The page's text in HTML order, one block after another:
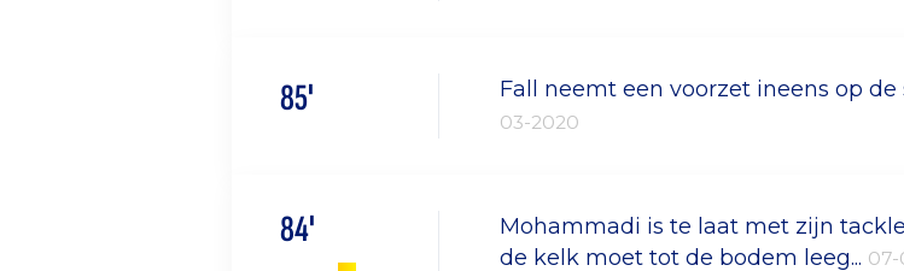
85' Fall neemt een voorzet ineens op
03-2020
84'
Mohammadi is te laat met zijn
de kelk moet tot de bodem leeg... 07-